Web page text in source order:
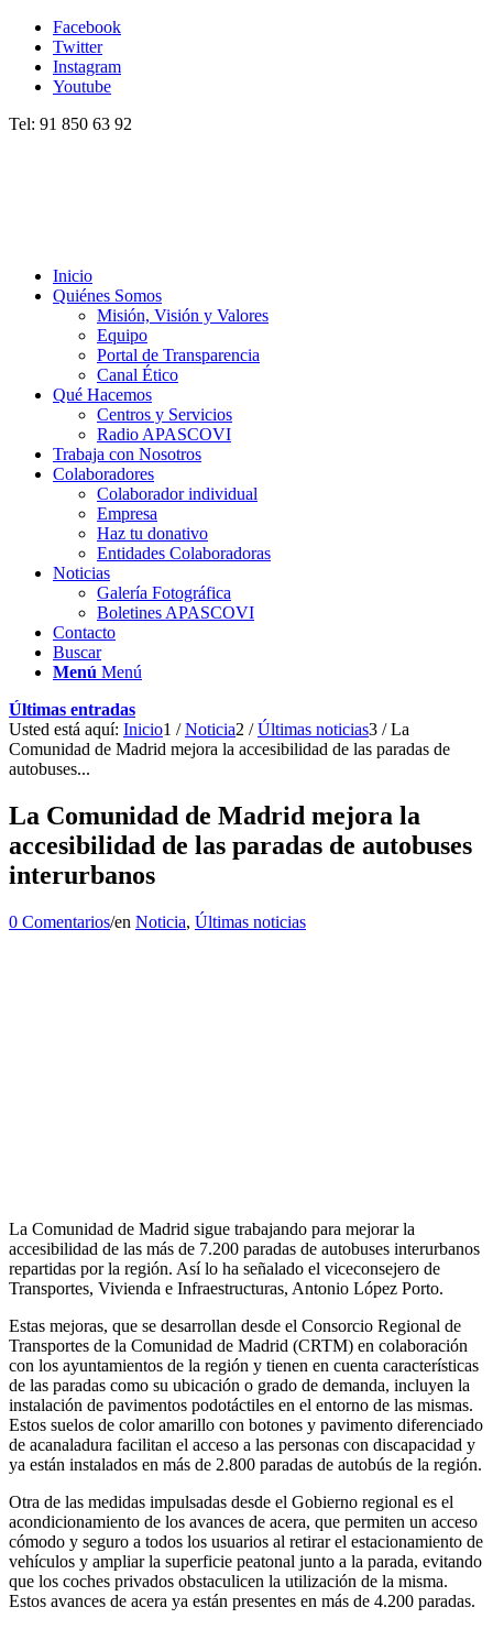
Facebook
Twitter
Instagram
Youtube
Tel: 91 850 63 92
Inicio
Quiénes Somos
Misión, Visión y Valores
Equipo
Portal de Transparencia
Canal Ético
Qué Hacemos
Centros y Servicios
Radio APASCOVI
Trabaja con Nosotros
Colaboradores
Colaborador individual
Empresa
Haz tu donativo
Entidades Colaboradoras
Noticias
Galería Fotográfica
Boletines APASCOVI
Contacto
Buscar
Menú Menú
Últimas entradas
Usted está aquí: Inicio1 / Noticia2 / Últimas noticias3 / La
Comunidad de Madrid mejora la accesibilidad de las paradas de
autobuses...
La Comunidad de Madrid mejora la
accesibilidad de las paradas de autobuses
interurbanos
0 Comentarios/en Noticia, Últimas noticias
La Comunidad de Madrid sigue trabajando para mejorar la
accesibilidad de las más de 7.200 paradas de autobuses interurbanos
repartidas por la región. Así lo ha señalado el viceconsejero de
Transportes, Vivienda e Infraestructuras, Antonio López Porto.
Estas mejoras, que se desarrollan desde el Consorcio Regional de
Transportes de la Comunidad de Madrid (CRTM) en colaboración
con los ayuntamientos de la región y tienen en cuenta características
de las paradas como su ubicación o grado de demanda, incluyen la
instalación de pavimentos podotáctiles en el entorno de las mismas.
Estos suelos de color amarillo con botones y pavimento diferenciado
de acanaladura facilitan el acceso a las personas con discapacidad y
ya están instalados en más de 2.800 paradas de autobús de la región.
Otra de las medidas impulsadas desde el Gobierno regional es el
acondicionamiento de los avances de acera, que permiten un acceso
cómodo y seguro a todos los usuarios al retirar el estacionamiento de
vehículos y ampliar la superficie peatonal junto a la parada, evitando
que los coches privados obstaculicen la utilización de la misma.
Estos avances de acera ya están presentes en más de 4.200 paradas.